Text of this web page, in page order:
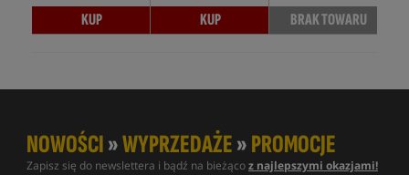
KUP KUP BRAK TOWARU
NOWOŚCI»WYPRZEDAŻE»PROMOCJE
Zapisz się do newslettera i bądź na bieżącoz najlepszymi okazjami!